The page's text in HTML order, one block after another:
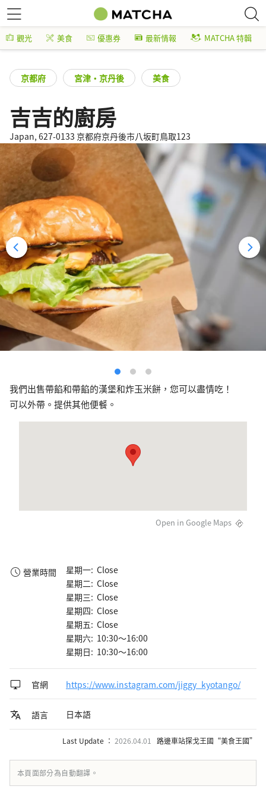
觀光 美食 優惠券 最新情報 MATCHA 特輯
京都府 宮津・京丹後 美食
吉吉的廚房
Japan, 627-0133 京都府京丹後市八坂町鳥取123
我們出售帶餡和帶餡的漢堡和炸玉米餅，您可以盡情吃！
可以外帶。提供其他便餐。
Open in Google Maps
營業時間
星期一: Close
星期二: Close
星期三: Close
星期四: Close
星期五: Close
星期六: 10:30～16:00
星期日: 10:30～16:00
官網 https://www.instagram.com/jiggy_kyotango/
語言 日本語
Last Update ： 2026.04.01 路邊車站探戈王國“美食王國”
本頁面部分為自動翻譯。